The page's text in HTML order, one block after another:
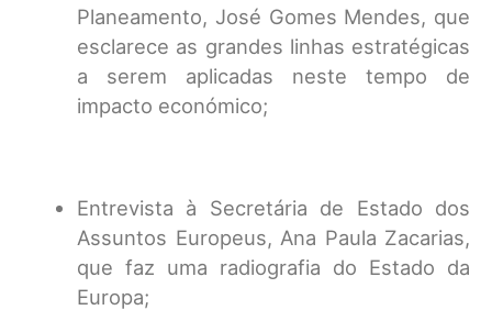
Planeamento, José Gomes Mendes, que
esclarece as grandes linhas estratégicas
a serem aplicadas neste tempo de
impacto económico;
Entrevista à Secretária de Estado dos
Assuntos Europeus, Ana Paula Zacarias,
que faz uma radiografia do Estado da
Europa;